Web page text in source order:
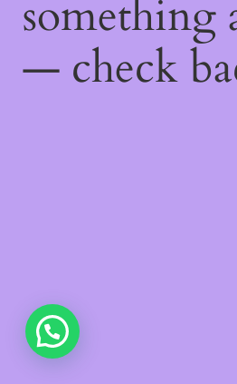
something
— check